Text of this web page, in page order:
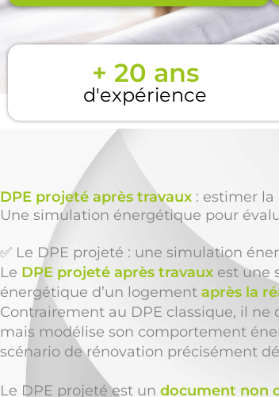
+ 20 ans
d'expérience
DPE projeté après travaux : estimer
Une simulation énergétique pour
✅ Le DPE projeté : une simulation
Le DPE projeté après travaux est une
énergétique d’un logement après la
Contrairement au DPE classique, il ne
mais modélise son comportement
scénario de rénovation précisément
Le DPE projeté est un document non